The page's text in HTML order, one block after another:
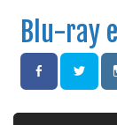
Blu-ray